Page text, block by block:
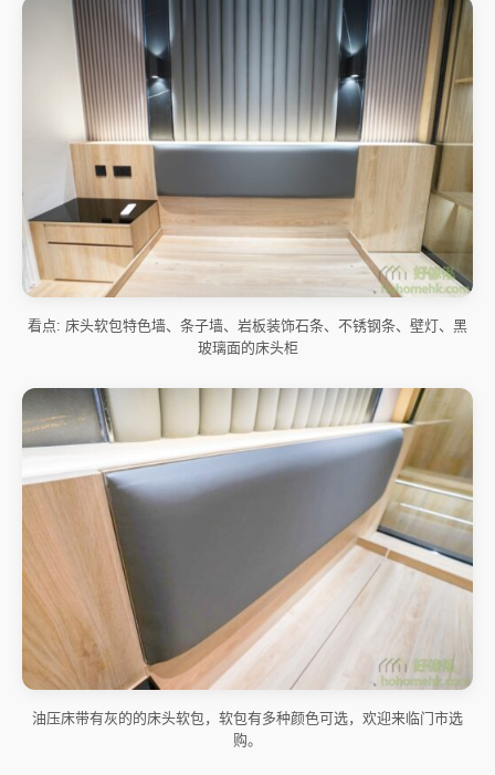
看点: 床头软包特色墙、条子墙、岩板装饰石条、不锈钢条、壁灯、黑
玻璃面的床头柜
油压床带有灰的的床头软包，软包有多种颜色可选，欢迎来临门市选
购。